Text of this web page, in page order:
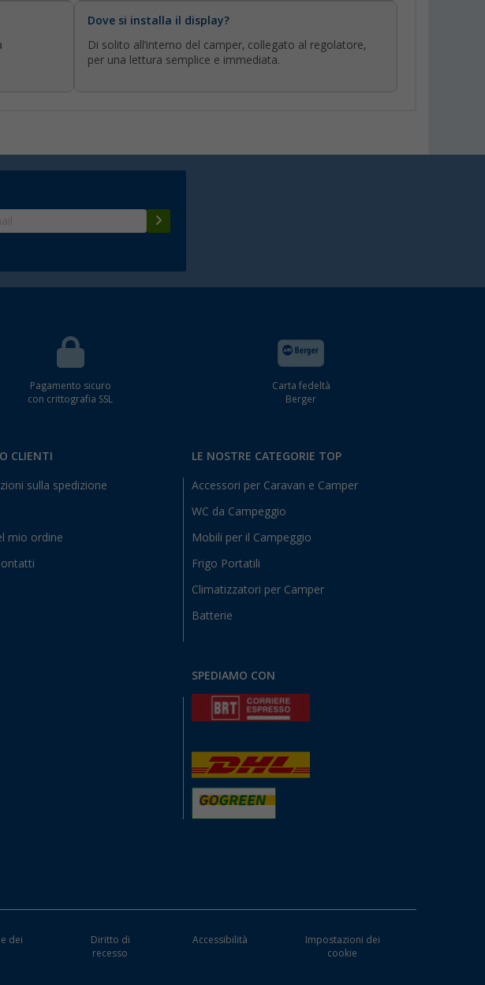
Dove si installa il display?
Di solito all’interno del camper, collegato al regolatore,
per una lettura semplice e immediata.
Pagamento sicuro
con crittografia SSL
Carta fedeltà
Berger
CLIENTI
sulla spedizione
mio ordine
LE NOSTRE CATEGORIE TOP
Accessori per Caravan e Camper
WC da Campeggio
Mobili per il Campeggio
Frigo Portatili
Climatizzatori per Camper
Batterie
SPEDIAMO CON
dei
Diritto di
recesso
Accessibilità
Impostazioni dei
cookie